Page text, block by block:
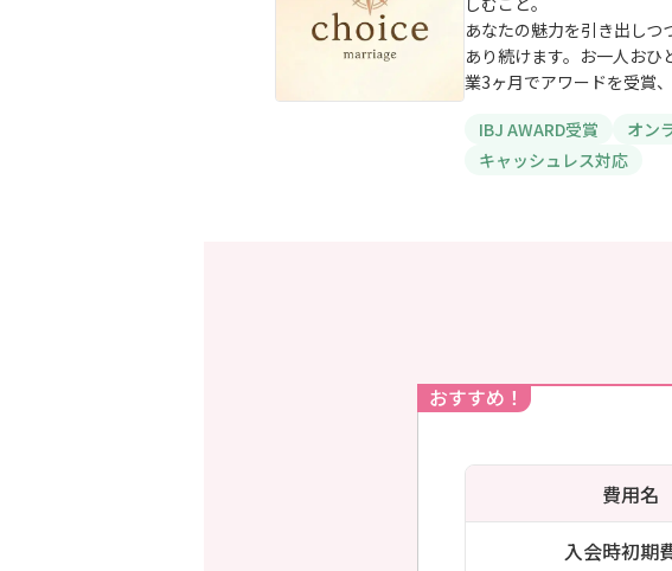
あなたの魅力を引き出し
あり続けます。お一人お
業3ヶ月でアワードを受賞
IBJ AWARD受賞
オン
キャッシュレス対応
おすすめ！
費用名
入会時初期